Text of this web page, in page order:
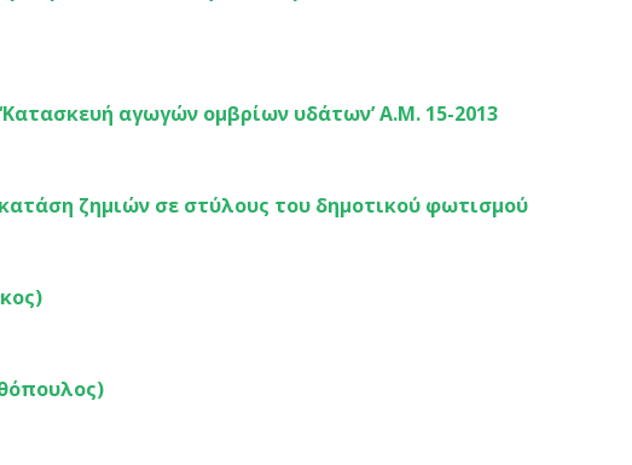
αγωγών ομβρίων υδάτων’ Α.Μ. 15-2013
ζημιών σε στύλους του δημοτικού φωτισμού